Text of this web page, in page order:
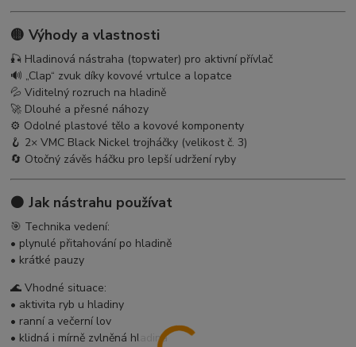
🟡 Výhody a vlastnosti
🎣 Hladinová nástraha (topwater) pro aktivní přívlač
🔊 „Clap“ zvuk díky kovové vrtulce a lopatce
💦 Viditelný rozruch na hladině
🚀 Dlouhé a přesné náhozy
⚙️ Odolné plastové tělo a kovové komponenty
🪝 2× VMC Black Nickel trojháčky (velikost č. 3)
🔄 Otočný závěs háčku pro lepší udržení ryby
🟠 Jak nástrahu používat
🎯 Technika vedení:
• plynulé přitahování po hladině
• krátké pauzy
🌊 Vhodné situace:
• aktivita ryb u hladiny
• ranní a večerní lov
• klidná i mírně zvlněná hladina